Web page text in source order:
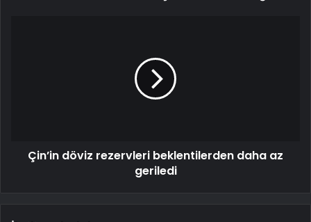
Çin’in döviz rezervleri beklentilerden daha az
geriledi